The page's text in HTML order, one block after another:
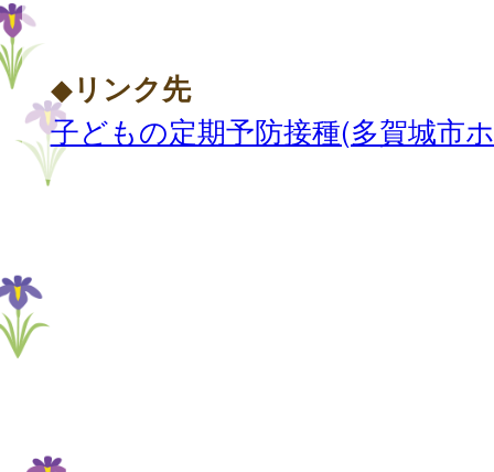
◆リンク先
子どもの定期予防接種(多賀城市